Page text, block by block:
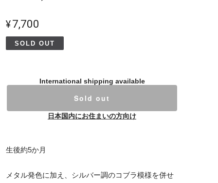
¥7,700
SOLD OUT
International shipping available
Sold out
日本国内にお住まいの方向け
生後約5か月
メタル発色に加え、シルバー調のコブラ模様を併せ